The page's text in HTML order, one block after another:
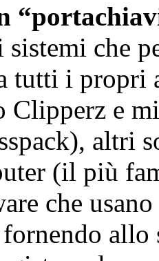
che
tutti i propri
Clipperz e
altri
(il più
che
allo